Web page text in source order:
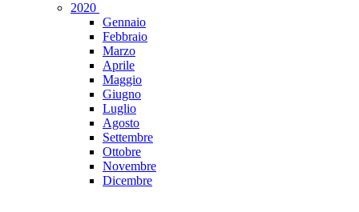
2020
Gennaio
Febbraio
Marzo
Aprile
Maggio
Giugno
Luglio
Agosto
Settembre
Ottobre
Novembre
Dicembre